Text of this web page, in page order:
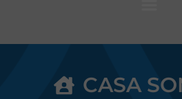
CASA